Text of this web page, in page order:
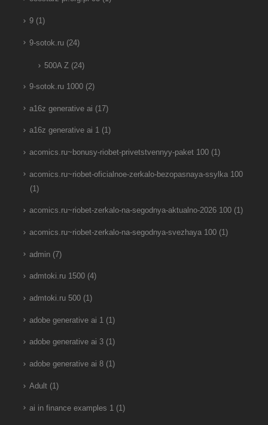
9(1)
9-sotok.ru(24)
500A Z(24)
9-sotok.ru 1000(2)
a16z generative ai (17)
a16z generative ai 1(1)
acomics.ru~bonusy-riobet-privetstvennyy-paket 100(1)
acomics.ru~riobet-oficialnoe-zerkalo-bezopasnaya-ssylka 100
(1)
acomics.ru~riobet-zerkalo-na-segodnya-aktualno-2026 100(1)
acomics.ru~riobet-zerkalo-na-segodnya-svezhaya 100(1)
admin(7)
admtoki.ru 1500(4)
admtoki.ru 500(1)
adobe generative ai 1(1)
adobe generative ai 3(1)
adobe generative ai 8(1)
Adult(1)
ai in finance examples 1 (1)